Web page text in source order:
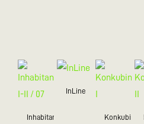
Inhabitant
InLine
Konkubine